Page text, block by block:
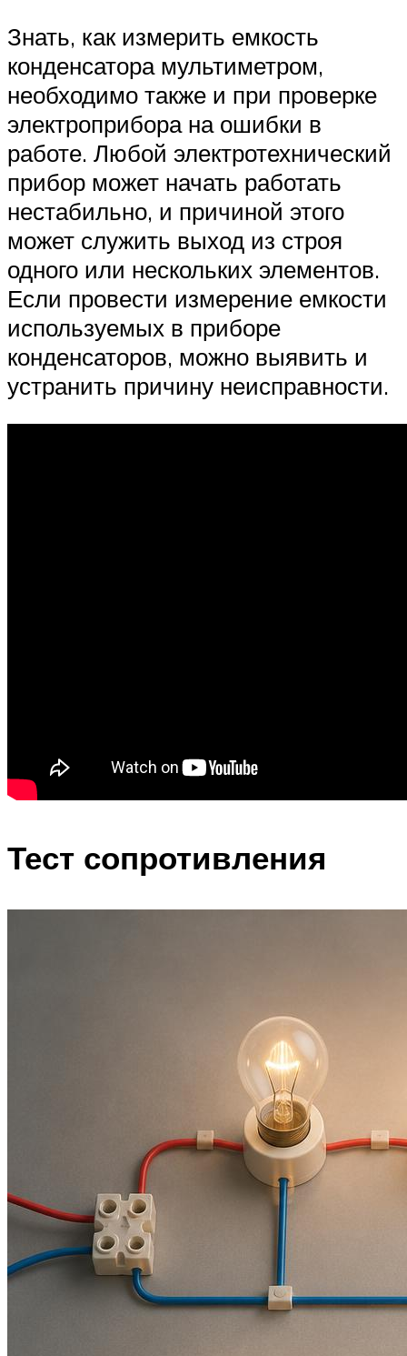
Знать, как измерить емкость
конденсатора мультиметром,
необходимо также и при проверке
электроприбора на ошибки в
работе. Любой электротехнический
прибор может начать работать
нестабильно, и причиной этого
может служить выход из строя
одного или нескольких элементов.
Если провести измерение емкости
используемых в приборе
конденсаторов, можно выявить и
устранить причину неисправности.
Тест сопротивления